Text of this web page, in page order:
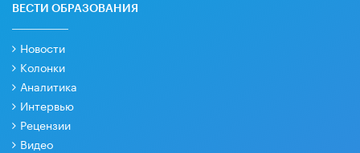
ВЕСТИ ОБРАЗОВАНИЯ
Новости
Колонки
Аналитика
Интервью
Рецензии
Видео